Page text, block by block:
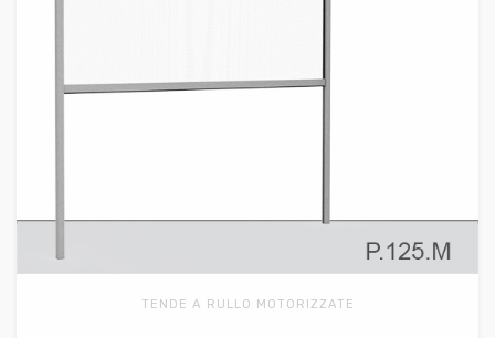
TENDE A RULLO MOTORIZZATE